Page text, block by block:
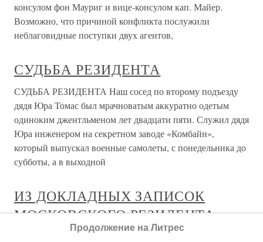
консулом фон Мауриг и вице-консулом кап. Майер.
Возможно, что причиной конфликта послужили
неблаговидные поступки двух агентов,
СУДЬБА РЕЗИДЕНТА
СУДЬБА РЕЗИДЕНТА Наш сосед по второму подъезду
дядя Юра Томас был мрачноватым аккуратно одетым
одиноким джентльменом лет двадцати пяти. Служил дядя
Юра инженером на секретном заводе «Комбайн»,
который выпускал военные самолеты, с понедельника до
субботы, а в выходной
ИЗ ДОКЛАДНЫХ ЗАПИСОК
МОСКОВСКОГО РЕЗИДЕНТА
ДИРЕКТОРУ ЦРУ
Продолжение на Литрес